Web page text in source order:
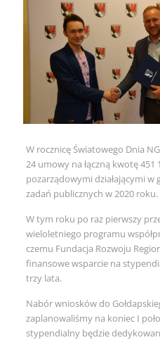
W rocznicę Światowego Dnia
24 umowy na łączną kwotę 451
pozarządowymi działającymi w
zadań publicznych w 2020 roku.
W tym roku po raz pierwszy
wieloletniego programu
czemu Fundacja Rozwoju
finansowe wsparcie na
trzy lata.
Nabór wniosków do
zaplanowaliśmy na koniec I
stypendialny będzie